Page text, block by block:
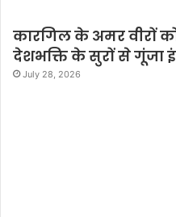
कारगिल के अमर वीरों
देशभक्ति के सुरों से गूंजा
July 28, 2026